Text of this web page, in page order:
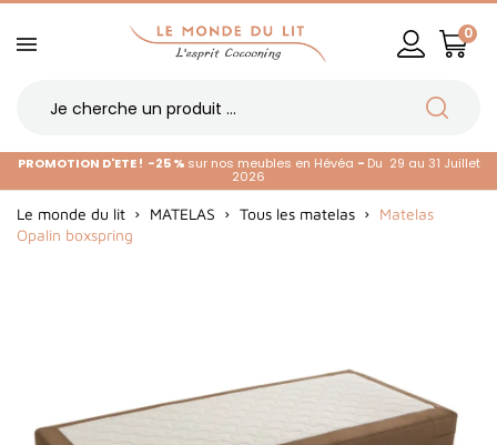
0
PROMOTION D'ETE ! -25 % sur nos meubles en Hévéa - Du 29 au 31 Juillet
2026
Le monde du lit MATELAS Tous les matelas
Matelas
Opalin boxspring